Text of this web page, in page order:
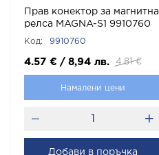
Прав конектор за магнитна
релса MAGNA-S1 9910760
VITO
Код: 9910760
4.57 € / 8,94 лв. 4.81 €
Намалени цени
Добави в поръчка